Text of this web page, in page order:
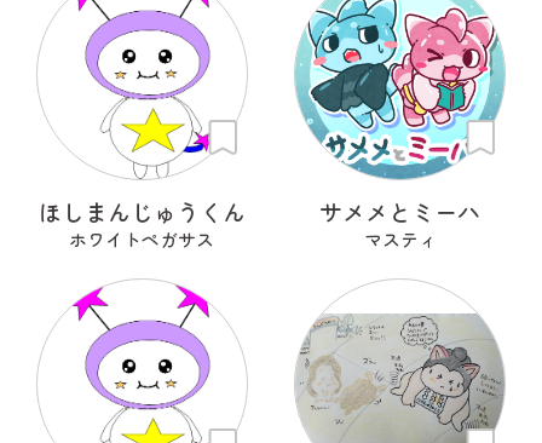
ほしまんじゅうくん
ホワイトペガサス
サメメとミーハ
マスティ